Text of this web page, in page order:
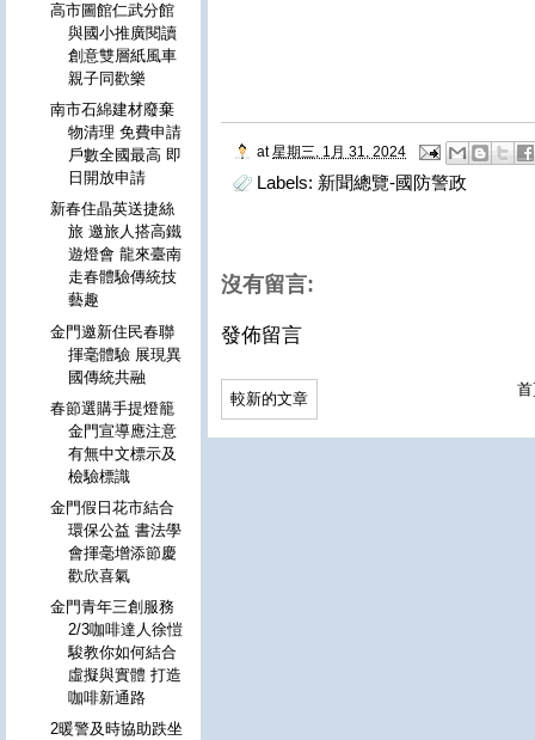
at 星期三, 1月 31, 2024
Labels: 新聞總覽-國防警政
沒有留言:
發佈留言
較新的文章
高市圖館仁武分館
與國小推廣閱讀
創意雙層紙風車
親子同歡樂
南市石綿建材廢棄
物清理 免費申請
戶數全國最高 即
日開放申請
新春住晶英送捷絲
旅 邀旅人搭高鐵
遊燈會 龍來臺南
走春體驗傳統技
藝趣
金門邀新住民春聯
揮毫體驗 展現異
國傳統共融
春節選購手提燈籠
金門宣導應注意
有無中文標示及
檢驗標識
金門假日花市結合
環保公益 書法學
會揮毫增添節慶
歡欣喜氣
金門青年三創服務
2/3咖啡達人徐愷
駿教你如何結合
虛擬與實體 打造
咖啡新通路
2暖警及時協助跌坐